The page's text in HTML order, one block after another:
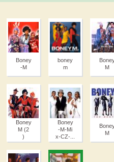
Boney
-M
boney
m
M
Boney
M (2
)
Boney
-M-Mi
x-CZ-...
M